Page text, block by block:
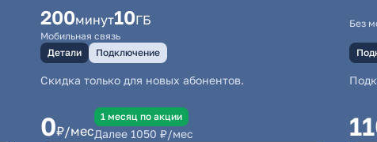
200минут10ГБ
Мобильная связь
Детали
Подключение
Скидка только для новых абонентов.
0₽/мес
1 месяц по акции
Далее 1050 ₽/мес
Без